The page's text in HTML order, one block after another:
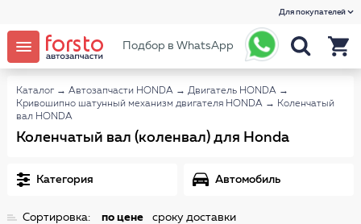
Для покупателей
Подбор в WhatsApp
Каталог → Автозапчасти HONDA → Двигатель HONDA →
Кривошипно шатунный механизм двигателя HONDA → Коленчатый
вал HONDA
Коленчатый вал (коленвал) для Honda
Категория Автомобиль
Сортировка: по цене сроку доставки